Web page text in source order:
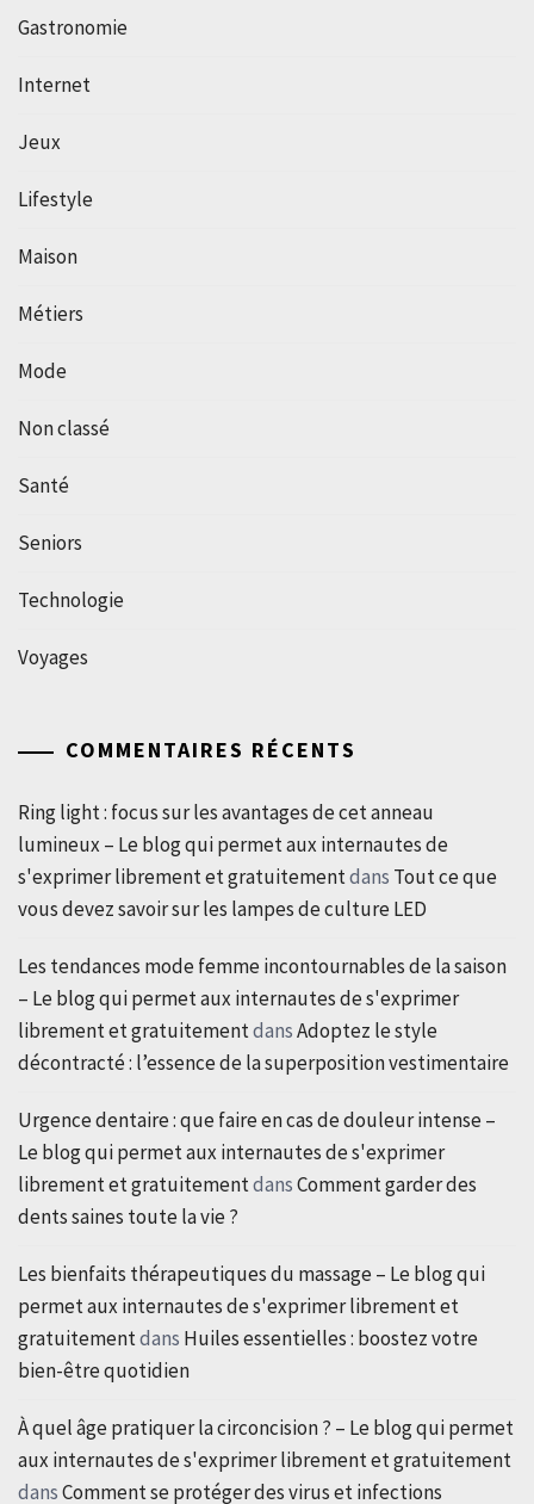
Gastronomie
Internet
Jeux
Lifestyle
Maison
Métiers
Mode
Non classé
Santé
Seniors
Technologie
Voyages
COMMENTAIRES RÉCENTS
Ring light : focus sur les avantages de cet anneau
lumineux – Le blog qui permet aux internautes de
s'exprimer librement et gratuitementdans Tout ce que
vous devez savoir sur les lampes de culture LED
Les tendances mode femme incontournables de la saison
– Le blog qui permet aux internautes de s'exprimer
librement et gratuitementdansAdoptez le style
décontracté : l’essence de la superposition vestimentaire
Urgence dentaire : que faire en cas de douleur intense –
Le blog qui permet aux internautes de s'exprimer
librement et gratuitementdansComment garder des
dents saines toute la vie ?
Les bienfaits thérapeutiques du massage – Le blog qui
permet aux internautes de s'exprimer librement et
gratuitementdans Huiles essentielles : boostez votre
bien-être quotidien
À quel âge pratiquer la circoncision ? – Le blog qui permet
aux internautes de s'exprimer librement et gratuitement
dansComment se protéger des virus et infections